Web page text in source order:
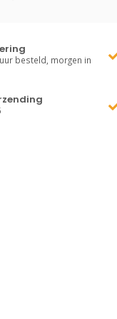
besteld, morgen in